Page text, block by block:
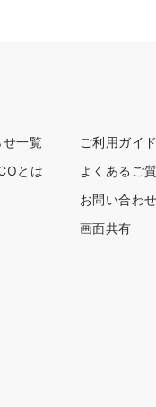
せ一覧
とは
ご利用ガイド
よくあるご
お問い合わせ
画面共有